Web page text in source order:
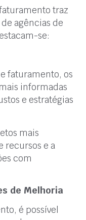
traz
agências de
se:
faturamento, os
informadas
e estratégias
mais
recursos e a
com
de Melhoria
é possível